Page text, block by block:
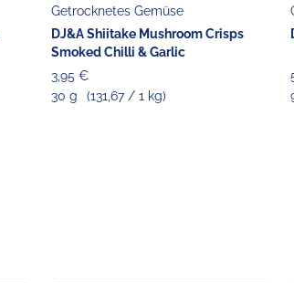
Getrocknetes Gemüse
DJ&A Shiitake Mushroom Crisps
Smoked Chilli & Garlic
3,95 €
30 g
(131,67 / 1 kg)